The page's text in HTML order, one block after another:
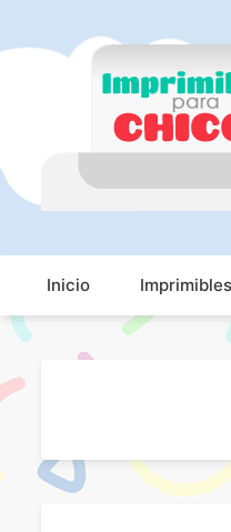
Imprimibles para
Inicio